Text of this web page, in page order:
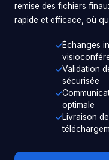
remise des fichiers
rapide et efficace, où
Échanges
Validation
sécurisée
optimale
Livraison